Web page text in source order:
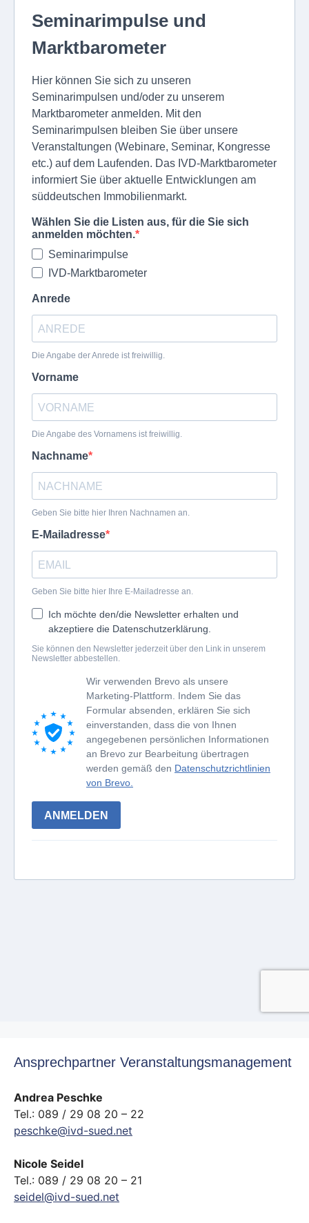
Ansprechpartner Veranstaltungsmanagement
Andrea Peschke
Tel.: 089 / 29 08 20 – 22
peschke@ivd-sued.net
Nicole Seidel
Tel.: 089 / 29 08 20 – 21
seidel@ivd-sued.net